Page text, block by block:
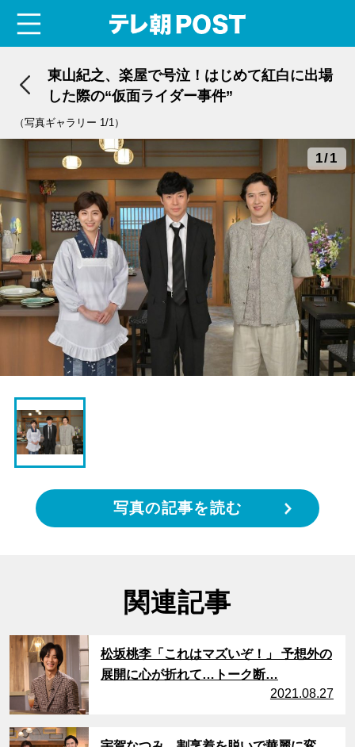
東山紀之、楽屋で号泣！はじめて紅白に出場
した際の“仮面ライダー事件”
（写真ギャラリー 1/1）
1/1
写真の記事を読む
関連記事
松坂桃李「これはマズいぞ！」 予想外の
展開に心が折れて…トーク断…
2021.08.27
サムネイル